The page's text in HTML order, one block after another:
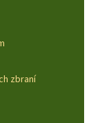
zbraní